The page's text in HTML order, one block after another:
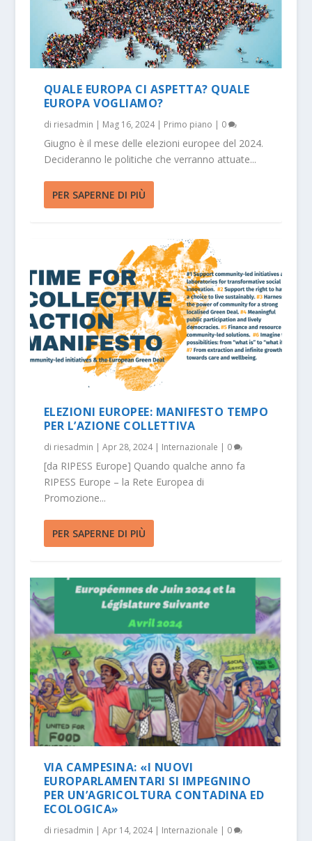
QUALE EUROPA CI ASPETTA? QUALE
EUROPA VOGLIAMO?
di riesadmin | Mag 16, 2024| Primo piano | 0
Giugno è il mese delle elezioni europee del 2024.
Decideranno le politiche che verranno attuate...
PER SAPERNE DI PIÙ
ELEZIONI EUROPEE: MANIFESTO TEMPO
PER L’AZIONE COLLETTIVA
di riesadmin | Apr 28, 2024| Internazionale | 0
[da RIPESS Europe] Quando qualche anno fa
RIPESS Europe – la Rete Europea di
Promozione...
PER SAPERNE DI PIÙ
VIA CAMPESINA: «I NUOVI
EUROPARLAMENTARI SI IMPEGNINO
PER UN’AGRICOLTURA CONTADINA ED
ECOLOGICA»
di riesadmin | Apr 14, 2024| Internazionale | 0